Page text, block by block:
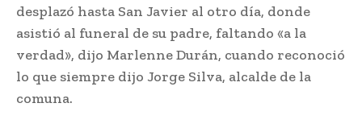
desplazó hasta San Javier al otro día, donde
asistió al funeral de su padre, faltando «a la
verdad», dijo Marlenne Durán, cuando reconoció
lo que siempre dijo Jorge Silva, alcalde de la
comuna.